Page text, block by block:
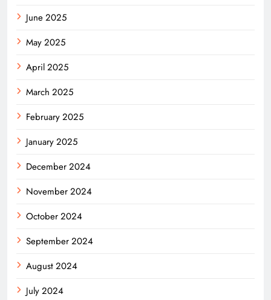
June 2025
May 2025
April 2025
March 2025
February 2025
January 2025
December 2024
November 2024
October 2024
September 2024
August 2024
July 2024